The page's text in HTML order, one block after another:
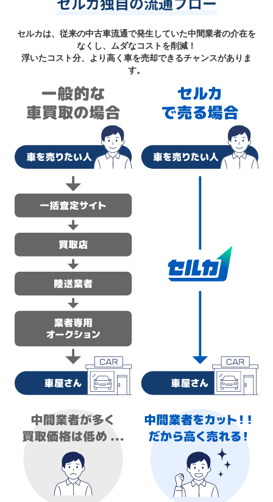
セルカは、従来の中古車流通で発生していた中間業者の介在を
なくし、ムダなコストを削減！
浮いたコスト分、より高く車を売却できるチャンスがありま
す。